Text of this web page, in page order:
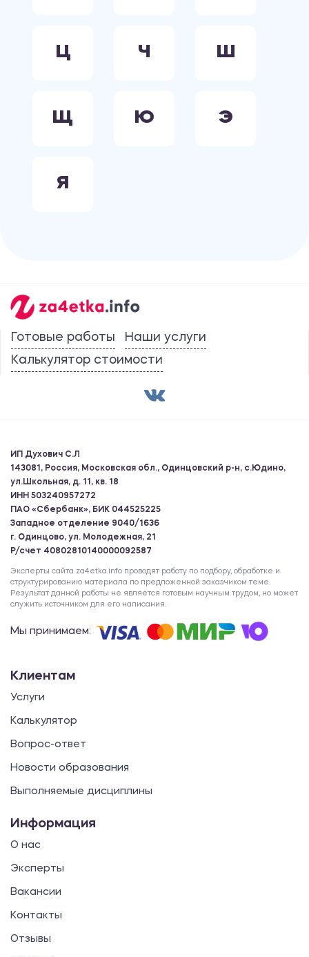
Ц Ч Ш
Щ Ю Э
Я
Готовые работы
Наши услуги
Калькулятор стоимости
ИП Духович С.Л
143081, Россия, Московская обл., Одинцовский р-н, с.Юдино,
ул.Школьная, д. 11, кв. 18
ИНН 503240957272
ПАО «Сбербанк», БИК 044525225
Западное отделение 9040/1636
г. Одинцово, ул. Молодежная, 21
Р/счет 40802810140000092587
Эксперты сайта za4etka.info проводят работу по подбору, обработке и
структурированию материала по предложенной заказчиком теме.
Результат данной работы не является готовым научным трудом, но может
служить источником для его написания.
Мы принимаем:
Клиентам
Услуги
Калькулятор
Вопрос-ответ
Новости образования
Выполняемые дисциплины
Информация
О нас
Эксперты
Вакансии
Контакты
Отзывы